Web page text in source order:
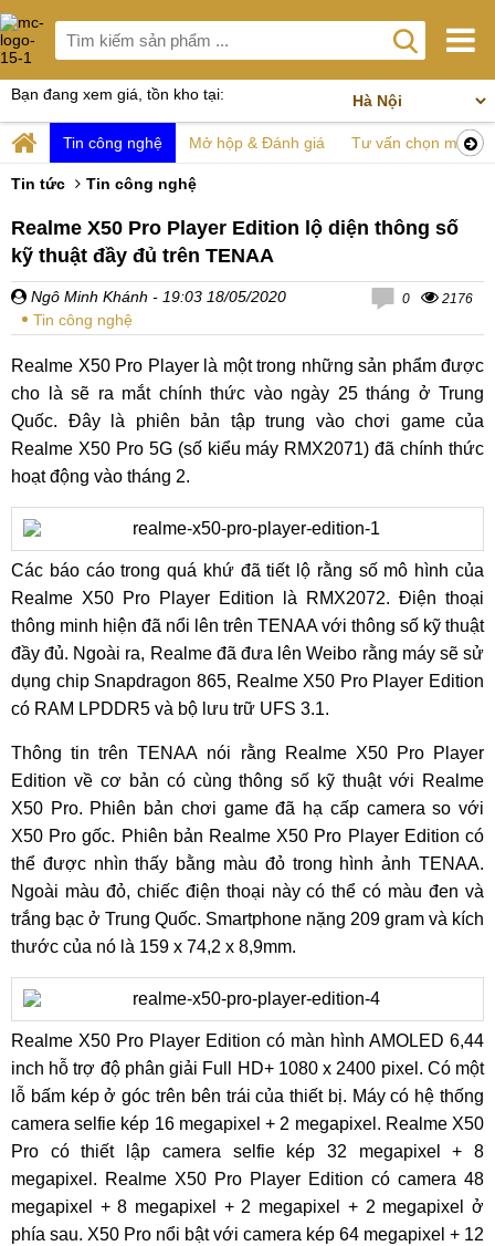
Bạn đang xem giá, tồn kho tại:
Tin công nghệ Mở hộp & Đánh giá Tư vấn chọn mua
Tin tức Tin công nghệ
Realme X50 Pro Player Edition lộ diện thông số
kỹ thuật đầy đủ trên TENAA
Ngô Minh Khánh - 19:03 18/05/2020
Tin công nghệ
0 2176
Realme X50 Pro Player là một trong những sản phẩm được
cho là sẽ ra mắt chính thức vào ngày 25 tháng ở Trung
Quốc. Đây là phiên bản tập trung vào chơi game của
Realme X50 Pro 5G (số kiểu máy RMX2071) đã chính thức
hoạt động vào tháng 2.
Các báo cáo trong quá khứ đã tiết lộ rằng số mô hình của
Realme X50 Pro Player Edition là RMX2072. Điện thoại
thông minh hiện đã nổi lên trên TENAA với thông số kỹ thuật
đầy đủ. Ngoài ra, Realme đã đưa lên Weibo rằng máy sẽ sử
dụng chip Snapdragon 865, Realme X50 Pro Player Edition
có RAM LPDDR5 và bộ lưu trữ UFS 3.1.
Thông tin trên TENAA nói rằng Realme X50 Pro Player
Edition về cơ bản có cùng thông số kỹ thuật với Realme
X50 Pro. Phiên bản chơi game đã hạ cấp camera so với
X50 Pro gốc. Phiên bản Realme X50 Pro Player Edition có
thể được nhìn thấy bằng màu đỏ trong hình ảnh TENAA.
Ngoài màu đỏ, chiếc điện thoại này có thể có màu đen và
trắng bạc ở Trung Quốc. Smartphone nặng 209 gram và kích
thước của nó là 159 x 74,2 x 8,9mm.
Realme X50 Pro Player Edition có màn hình AMOLED 6,44
inch hỗ trợ độ phân giải Full HD+ 1080 x 2400 pixel. Có một
lỗ bấm kép ở góc trên bên trái của thiết bị. Máy có hệ thống
camera selfie kép 16 megapixel + 2 megapixel. Realme X50
Pro có thiết lập camera selfie kép 32 megapixel + 8
megapixel. Realme X50 Pro Player Edition có camera 48
megapixel + 8 megapixel + 2 megapixel + 2 megapixel ở
phía sau. X50 Pro nổi bật với camera kép 64 megapixel + 12